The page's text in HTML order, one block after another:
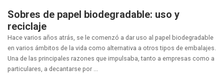
Sobres de papel biodegradable: uso y
reciclaje
Hace varios años atrás, se le comenzó a dar uso al papel biodegradable
en varios ámbitos de la vida como alternativa a otros tipos de embalajes.
Una de las principales razones que impulsaba, tanto a empresas como a
particulares, a decantarse por ...